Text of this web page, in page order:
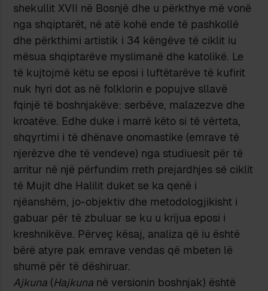
shekullit XVII në Bosnjë dhe u përkthye më vonë
nga shqiptarët, në atë kohë ende të pashkollë
dhe përkthimi artistik i 34 këngëve të ciklit iu
mësua shqiptarëve myslimanë dhe katolikë. Le
të kujtojmë këtu se eposi i luftëtarëve të kufirit
nuk hyri dot as në folklorin e popujve sllavë
fqinjë të boshnjakëve: serbëve, malazezve dhe
kroatëve. Edhe duke i marrë këto si të vërteta,
shqyrtimi i të dhënave onomastike (emrave të
njerëzve dhe të vendeve) nga studiuesit për të
arritur në një përfundim rreth prejardhjes së ciklit
të Mujit dhe Halilit duket se ka qenë i
njëanshëm, jo-objektiv dhe metodologjikisht i
gabuar për të zbuluar se ku u krijua eposi i
kreshnikëve. Përveç kësaj, analiza që iu është
bërë atyre pak emrave vendas që mbeten lë
shumë për të dëshiruar.
Ajkuna (Hajkuna në versionin boshnjak) është